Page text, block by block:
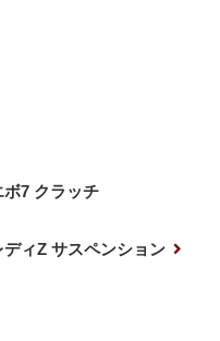
ボ7 クラッチ
ディZ サスペンション